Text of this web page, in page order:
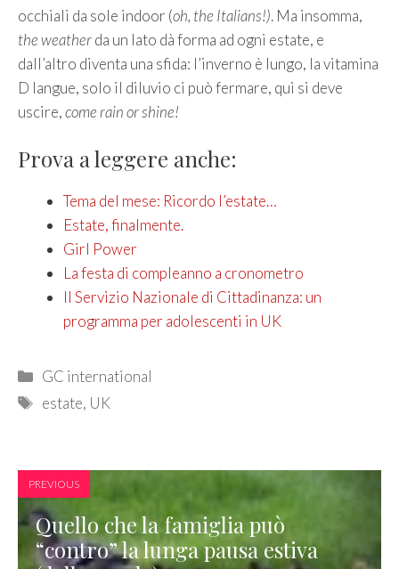
occhiali da sole indoor (oh, the Italians!). Ma insomma,
the weatherda un lato dà forma ad ogni estate, e
dall’altro diventa una sfida: l’inverno è lungo, la vitamina
D langue, solo il diluvio ci può fermare, qui si deve
uscire,come rain or shine!
Prova a leggere anche:
Tema del mese: Ricordo l’estate…
Estate, finalmente.
Girl Power
La festa di compleanno a cronometro
Il Servizio Nazionale di Cittadinanza: un
programma per adolescenti in UK
Categories
GC international
Tags
estate, UK
PREVIOUS
Quello che la famiglia può
“contro” la lunga pausa estiva